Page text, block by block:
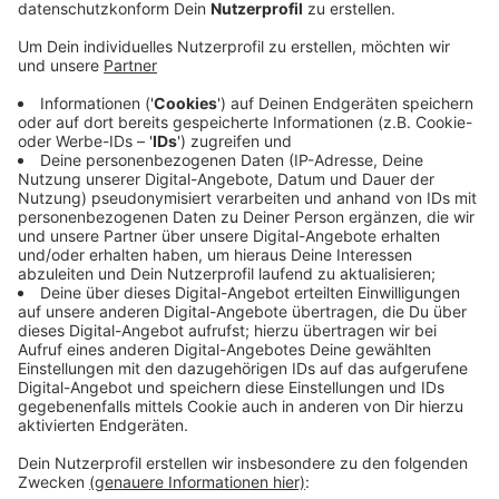
Mittwoch, 27.01.2021 13:06
Sie und andere Leiterinnen und Leiter von Museen
fordern eine Wiedereröffnung - unter Einhaltung der
Corona-Regeln. Die meisten Museen hätten eine
ausgefeilte Klimatechnik zur Durchlüftung und die
notwendigen Raumkapazitäten, um Besucherströme
steuern und entzerren zu können.Sie könnten somit
eine kulturelle Grundversorgung leisten, ohne die
gesellschaftliche Solidarität in Frage zu stellen, heißt
es in dem Brief.
WD
Anzeige